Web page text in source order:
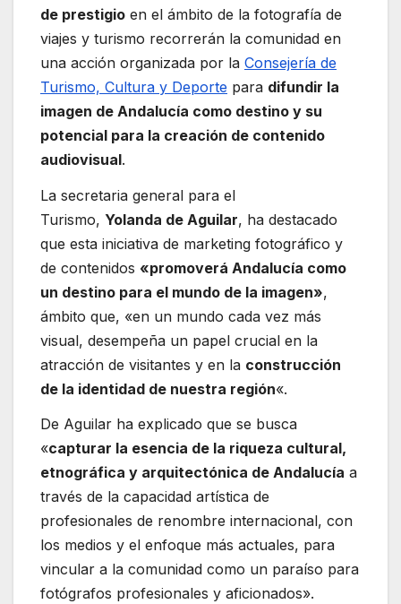
de prestigio en el ámbito de la fotografía de
viajes y turismo recorrerán la comunidad en
una acción organizada por la Consejería de
Turismo, Cultura y Deporte para difundir la
imagen de Andalucía como destino y su
potencial para la creación de contenido
audiovisual.
La secretaria general para el
Turismo, Yolanda de Aguilar, ha destacado
que esta iniciativa de marketing fotográfico y
de contenidos «promoverá Andalucía como
un destino para el mundo de la imagen»,
ámbito que, «en un mundo cada vez más
visual, desempeña un papel crucial en la
atracción de visitantes y en la construcción
de la identidad de nuestra región«.
De Aguilar ha explicado que se busca
«capturar la esencia de la riqueza cultural,
etnográfica y arquitectónica de Andalucía a
través de la capacidad artística de
profesionales de renombre internacional, con
los medios y el enfoque más actuales, para
vincular a la comunidad como un paraíso para
fotógrafos profesionales y aficionados».